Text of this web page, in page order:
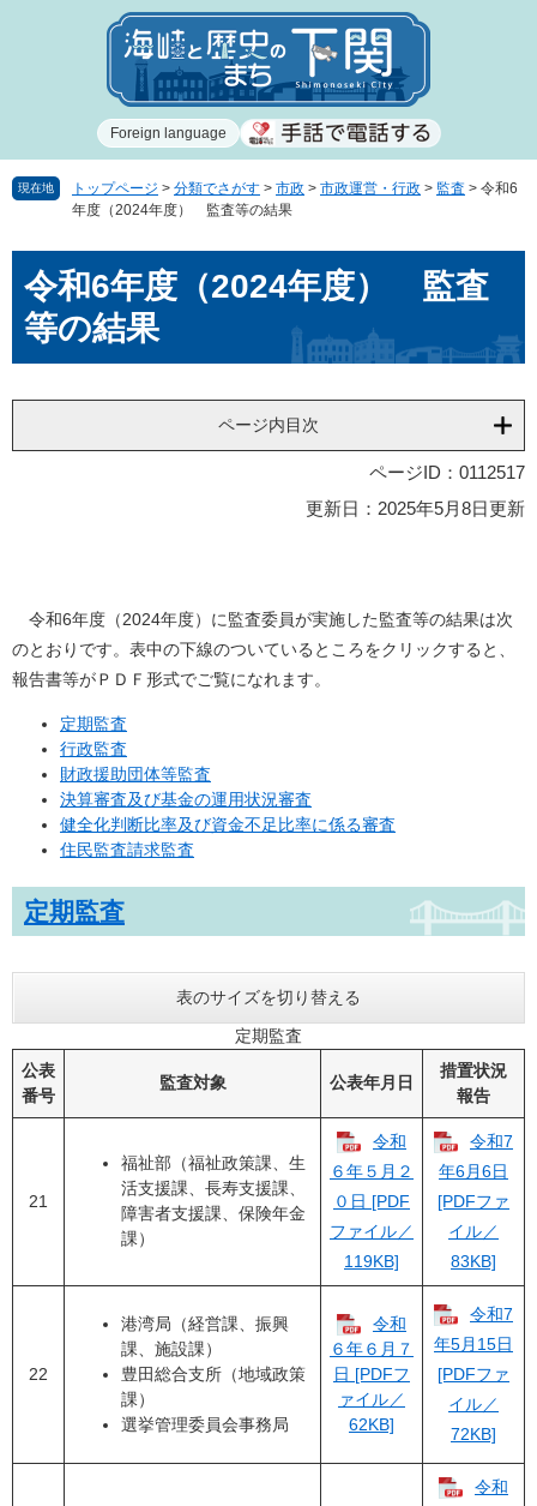
で
ば
Foreign language
現在地 トップページ > 分類でさがす > 市政 > 市政運営・行政 > 監査 > 令和6
年度（2024年度） 監査等の結果
文令和6年度（2024年度） 監査
等の結果
ページ内目次
ページID：0112517
更新日：2025年5月8日更新
令和6年度（2024年度）に監査委員が実施した監査等の結果は次
のとおりです。表中の下線のついているところをクリックすると、
報告書等がＰＤＦ形式でご覧になれます。
定期監査
行政監査
財政援助団体等監査
決算審査及び基金の運用状況審査
健全化判断比率及び資金不足比率に係る審査
住民監査請求監査
定期監査
表のサイズを切り替える
定期監査
公表
番号
監査対象 公表年月日
措置状況
報告
21
福祉部（福祉政策課、生
活支援課、長寿支援課、
障害者支援課、保険年金
課）
令和
６年５月２
０日 [PDF
ファイル／
119KB]
令和7
年6月6日
[PDFファ
イル／
83KB]
22
港湾局（経営課、振興
課、施設課）
豊田総合支所（地域政策
課）
選挙管理委員会事務局
令和
６年６月７
日 [PDFフ
ァイル／
62KB]
令和7
年5月15日
[PDFファ
イル／
72KB]
令和